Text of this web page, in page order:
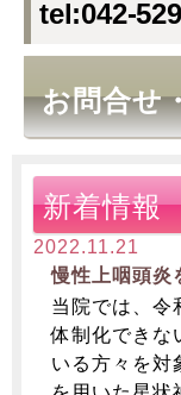
tel:042-
お問合せ
新着情報
2022.11.21
慢性上咽頭炎
当院では、令
体制化できな
いる方々を対